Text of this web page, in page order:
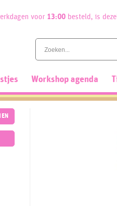
voor 13:00besteld, is
Workshop agenda